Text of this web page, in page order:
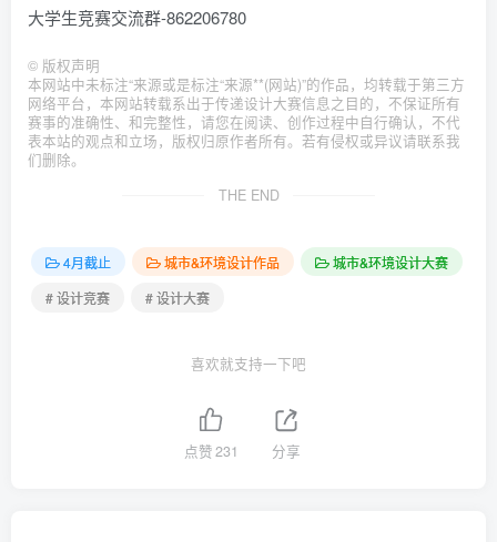
大学生竞赛交流群-862206780
© 版权声明
本网站中未标注“来源或是标注“来源**(网站)”的作品，均转载于第三方
网络平台，本网站转载系出于传递设计大赛信息之目的，不保证所有
赛事的准确性、和完整性，请您在阅读、创作过程中自行确认，不代
表本站的观点和立场，版权归原作者所有。若有侵权或异议请联系我
们删除。
THE END
4月截止 城市&环境设计作品
城市&环境设计大赛
# 设计竞赛
# 设计大赛
喜欢就支持一下吧
点赞231 分享